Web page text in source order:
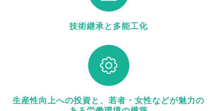
技術継承と多能工化
生産性向上への投資と、若者・女性などが魅力の